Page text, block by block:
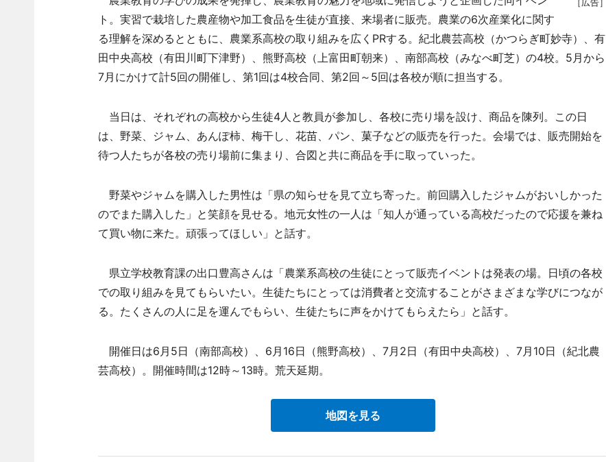
ト。実習で栽培した農産物や加工食品を生徒が直接、来場者に販売。農業の6次産業化に関す
る理解を深めるとともに、農業系高校の取り組みを広くPRする。紀北農芸高校（かつらぎ町妙寺）、有
田中央高校（有田川町下津野）、熊野高校（上富田町朝来）、南部高校（みなべ町芝）の4校。5月から
7月にかけて計5回の開催し、第1回は4校合同、第2回～5回は各校が順に担当する。
当日は、それぞれの高校から生徒4人と教員が参加し、各校に売り場を設け、商品を陳列。この日
は、野菜、ジャム、あんぽ柿、梅干し、花苗、パン、菓子などの販売を行った。会場では、販売開始を
待つ人たちが各校の売り場前に集まり、合図と共に商品を手に取っていった。
野菜やジャムを購入した男性は「県の知らせを見て立ち寄った。前回購入したジャムがおいしかった
のでまた購入した」と笑顔を見せる。地元女性の一人は「知人が通っている高校だったので応援を兼ね
て買い物に来た。頑張ってほしい」と話す。
県立学校教育課の出口豊高さんは「農業系高校の生徒にとって販売イベントは発表の場。日頃の各校
での取り組みを見てもらいたい。生徒たちにとっては消費者と交流することがさまざまな学びにつなが
る。たくさんの人に足を運んでもらい、生徒たちに声をかけてもらえたら」と話す。
開催日は6月5日（南部高校）、6月16日（熊野高校）、7月2日（有田中央高校）、7月10日（紀北農
芸高校）。開催時間は12時～13時。荒天延期。
地図を見る